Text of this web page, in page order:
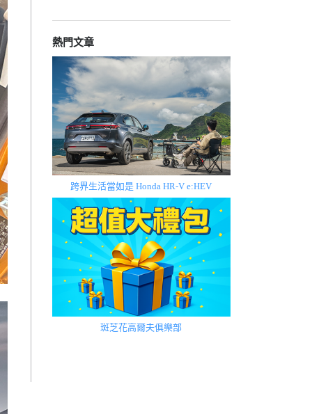
熱門文章
跨界生活當如是 Honda HR-V e:HEV
斑芝花高爾夫俱樂部